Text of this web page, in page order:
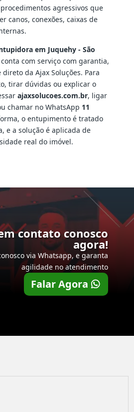
agressivos que
canos, conexões, caixas de
em Juquehy - São
com serviço com garantia,
da Ajax Soluções. Para
tirar dúvidas ou explicar o
ajaxsolucoes.com.br, ligar
chamar no WhatsApp 11
o entupimento é tratado
e a solução é aplicada de
real do imóvel.
contato conosco
agora!
via Whatsapp, e garanta
agilidade no atendimento
Falar Agora